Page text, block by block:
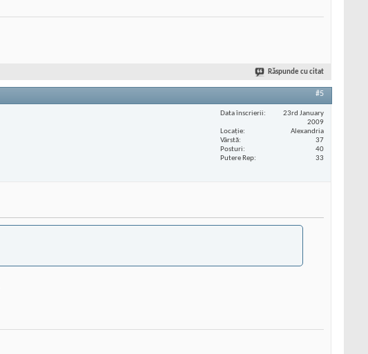
Răspunde cu citat
#5
Data înscrierii
23rd January
2009
Locaţie
Alexandria
Vârstă
37
Posturi
40
Putere Rep
33